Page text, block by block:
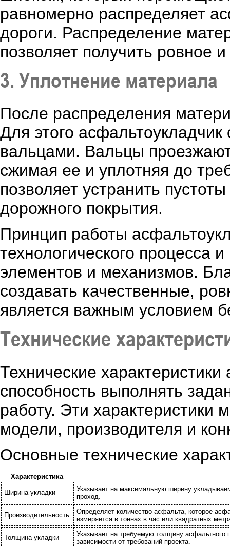
равномерно распределяет
дороги. Распределение
позволяет получить ровное
3. Уплотнение материала
После распределения
Для этого
вальцами. Вальцы
сжимая ее и уплотняя до
позволяет устранить
дорожного покрытия.
Принцип работы
технологического процесса
элементов и механизмов.
создавать качественные,
является важным условием
Технические
Технические
способность выполнять
работу. Эти характеристики
модели, производителя и
Основные технические
Характеристика
Ширина укладки
Указывает на максимальную ширину
проход.
Производительность
Определяет количество асфальта, которое
измеряется в тоннах в час или квадратных
Толщина укладки
Указывает на требуемую толщину асфальтного
зависимости от требований проекта.